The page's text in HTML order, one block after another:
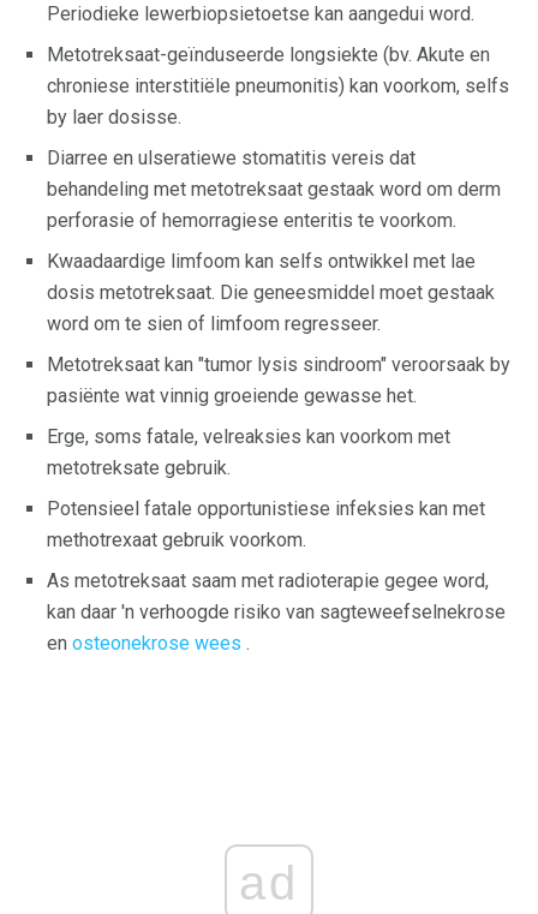
Periodieke lewerbiopsietoetse kan aangedui word.
Metotreksaat-geïnduseerde longsiekte (bv. Akute en
chroniese interstitiële pneumonitis) kan voorkom, selfs
by laer dosisse.
Diarree en ulseratiewe stomatitis vereis dat
behandeling met metotreksaat gestaak word om derm
perforasie of hemorragiese enteritis te voorkom.
Kwaadaardige limfoom kan selfs ontwikkel met lae
dosis metotreksaat. Die geneesmiddel moet gestaak
word om te sien of limfoom regresseer.
Metotreksaat kan "tumor lysis sindroom" veroorsaak by
pasiënte wat vinnig groeiende gewasse het.
Erge, soms fatale, velreaksies kan voorkom met
metotreksate gebruik.
Potensieel fatale opportunistiese infeksies kan met
methotrexaat gebruik voorkom.
As metotreksaat saam met radioterapie gegee word,
kan daar 'n verhoogde risiko van sagteweefselnekrose
en osteonekrose wees .
ad